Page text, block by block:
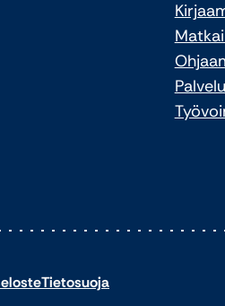
Tietosuoja